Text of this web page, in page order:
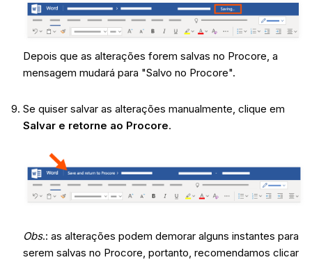
Depois que as alterações forem salvas no Procore, a
mensagem mudará para "Salvo no Procore".
Se quiser salvar as alterações manualmente, clique em
Salvar e retorne ao Procore.
Obs.: as alterações podem demorar alguns instantes para
serem salvas no Procore, portanto, recomendamos clicar